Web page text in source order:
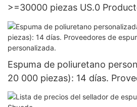
>=30000 piezas US.0
Shuode
Espuma de poliuretano
20 000 piezas): 14 días.
de poliuretano personalizada.